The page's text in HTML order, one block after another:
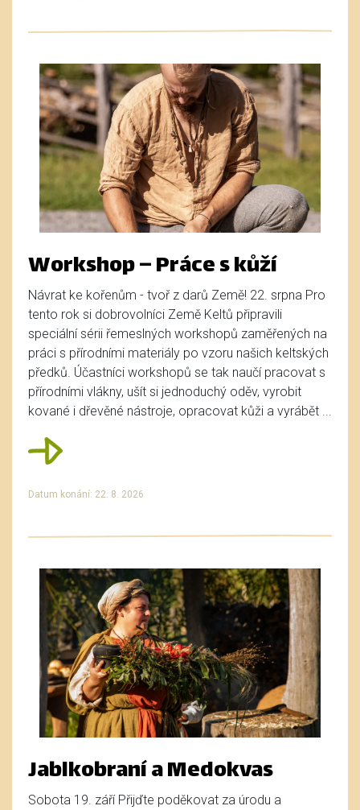
Workshop – Práce s kůží
Návrat ke kořenům - tvoř z darů Země! 22. srpna Pro
tento rok si dobrovolníci Země Keltů připravili
speciální sérii řemeslných workshopů zaměřených na
práci s přírodními materiály po vzoru našich keltských
předků. Účastníci workshopů se tak naučí pracovat s
přírodními vlákny, ušít si jednoduchý oděv, vyrobit
kované i dřevěné nástroje, opracovat kůži a vyrábět ...
Datum konání: 22. 8. 2026
Jablkobraní a Medokvas
Sobota 19. září Přijďte poděkovat za úrodu a